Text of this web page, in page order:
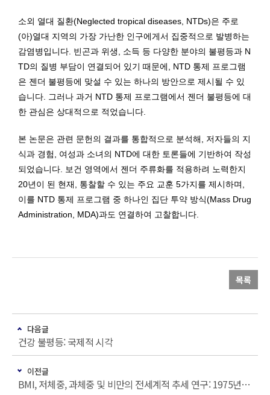
소외 열대 질환(Neglected tropical diseases, NTDs)은 주로
(아)열대 지역의 가장 가난한 인구에게서 집중적으로 발병하는
감염병입니다. 빈곤과 위생, 소득 등 다양한 분야의 불평등과 N
TD의 질병 부담이 연결되어 있기 때문에, NTD 통제 프로그램
은 젠더 불평등에 맞설 수 있는 하나의 방안으로 제시될 수 있
습니다. 그러나 과거 NTD 통제 프로그램에서 젠더 불평등에 대
한 관심은 상대적으로 적었습니다.
본 논문은 관련 문헌의 결과를 통합적으로 분석해, 저자들의 지
식과 경험, 여성과 소녀의 NTD에 대한 토론들에 기반하여 작성
되었습니다. 보건 영역에서 젠더 주류화를 적용하려 노력한지
20년이 된 현재, 통찰할 수 있는 주요 교훈 5가지를 제시하며,
이를 NTD 통제 프로그램 중 하나인 집단 투약 방식(Mass Drug
Administration, MDA)과도 연결하여 고찰합니다.
목록
다음글
건강 불평등: 국제적 시각
이전글
BMI, 저체중, 과체중 및 비만의 전세계적 추세 연구: 1975년-2016년